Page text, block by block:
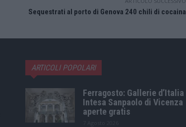
Sequestrati al porto di Genova 240 chili di cocaina
ARTICOLI POPOLARI
Ferragosto: Gallerie d’Italia
Intesa Sanpaolo di Vicenza
aperte gratis